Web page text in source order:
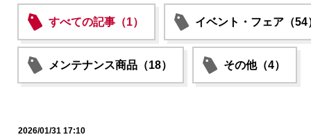
すべての記事（1） イベント・フェア（54
メンテナンス商品（18） その他（4）
2026/01/31 17:10